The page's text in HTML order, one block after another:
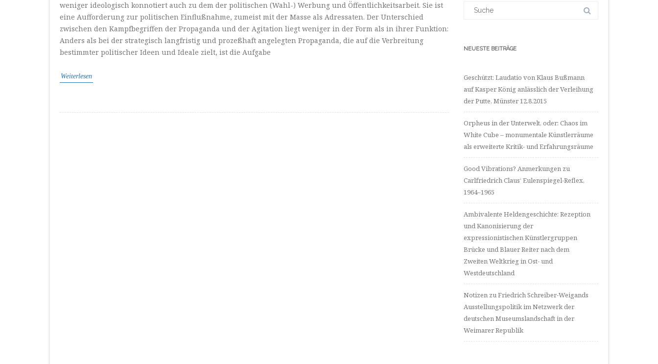
weniger ideologisch konnotiert auch zu dem der politischen (Wahl-) Werbung und Öffentlichkeitsarbeit. Sie ist
eine Aufforderung zur politischen Einflußnahme, zumeist mit der Masse als Adressaten. Der Unterschied
zwischen den Kampfbegriffen der Propaganda und der Agitation liegt weniger in der Form als in ihrer Funktion:
Anders als bei der strategisch langfristig und prozeßhaft angelegten Propaganda, die auf die Verbreitung
bestimmter politischer Ideen und Ideale zielt, ist die Aufgabe
Weiterlesen
für:
NEUESTE BEITRÄGE
Geschützt: Laudatio von Klaus Bußmann
auf Kasper König anlässlich der Verleihung
der Putte, Münster 12.8.2015
Orpheus in der Unterwelt, oder: Chaos im
White Cube – monumentale Künstlerräume
als erweiterte Kritik- und Erfahrungsräume
Good Vibrations? Anmerkungen zu
Carlfriedrich Claus‘ Eulenspiegel-Reflex,
1964–1965
Ambivalente Heldengeschichte: Rezeption
und Kanonisierung der
expressionistischen Künstlergruppen
Brücke und Blauer Reiter nach dem
Zweiten Weltkrieg in Ost- und
Westdeutschland
Notizen zu Friedrich Schreiber-Weigands
Ausstellungspolitik im Netzwerk der
deutschen Museumslandschaft in der
Weimarer Republik